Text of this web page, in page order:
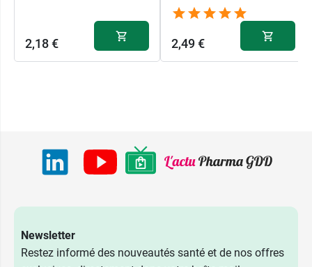
2,18 € 2,49 €
Newsletter
Restez informé des nouveautés santé et de nos offres